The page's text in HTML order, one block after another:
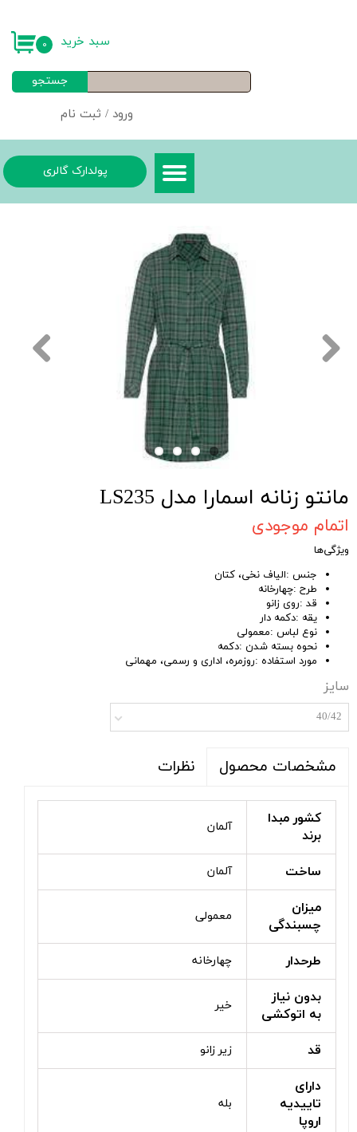
ورود / ثبت نام
خروج از حساب کاربری
جستجو
۰ سبد خرید
پولدارک گالری
مانتو زنانه اسمارا مدل LS235
اتمام موجودی
ویژگی‌ها
جنس :الیاف نخی، کتان
طرح :چهارخانه
قد :روی زانو
یقه :دکمه دار
نوع لباس :معمولی
نحوه بسته شدن :دکمه
مورد استفاده :روزمره، اداری و رسمی، مهمانی
سایز
40/42
مشخصات محصول نظرات
کشور مبدا
برند
آلمان
ساخت آلمان
میزان
چسبندگی
معمولی
طرحدار چهارخانه
بدون نیاز
به اتوکشی
خیر
قد زیر زانو
دارای
تاییدیه
اروپا
بله